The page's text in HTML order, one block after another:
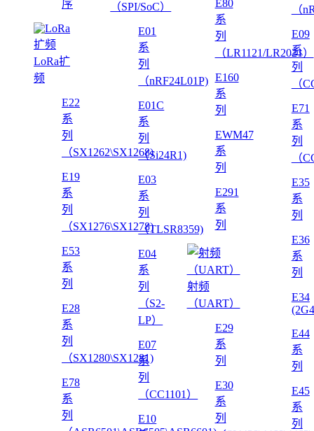
序
LoRa扩
频
E22
系
列
（SX1262\SX1268)
E19
系
列
（SX1276\SX1278)
E53
系
列
E28
系
列
（SX1280\SX1281)
E78
系
列
（SPI/SoC）
E01
系
列
（nRF24L01P)
E01C
系
列
（Si24R1)
E03
系
列
（TLSR8359)
E04
系
列
（S2-
LP）
E07
系
列
（CC1101）
E10
E80
系
列
（LR1121/LR2021）
E160
系
列
EWM47
系
列
E291
系
列
射频
（UART）
E29
系
列
E30
系
列
（
E09
系
列
（
E71
系
列
（
E35
系
列
E36
系
列
E34
E44
系
列
E45
系
列